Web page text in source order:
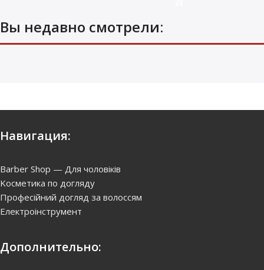
Вы недавно смотрели:
Навигация:
Barber Shop — Для чоловіків
Kосметика по догляду
Професійний догляд за волоссям
Електроінструмент
Дополнительно: